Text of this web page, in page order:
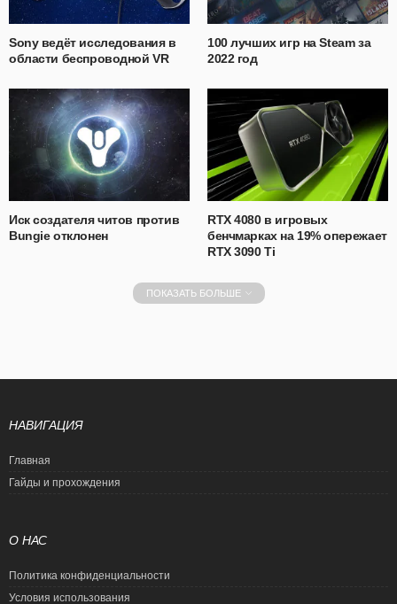
Sony ведёт исследования в
области беспроводной VR
100 лучших игр на Steam за
2022 год
Иск создателя читов против
Bungie отклонен
RTX 4080 в игровых
бенчмарках на 19% опережает
RTX 3090 Ti
ПОКАЗАТЬ БОЛЬШЕ
НАВИГАЦИЯ
Главная
Гайды и прохождения
О НАС
Политика конфиденциальности
Условия использования